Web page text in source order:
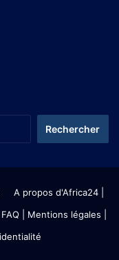
A propos d'Africa24|
FAQ | Mentions légales